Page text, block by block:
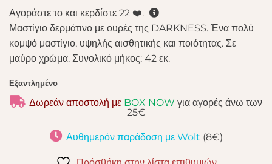
Αγοράστε το και κερδίστε 22 ❤️.
Μαστίγιο δερμάτινο με ουρές της DARKNESS. Ένα πολύ
κομψό μαστίγιο, υψηλής αισθητικής και ποιότητας. Σε
μαύρο χρώμα. Συνολικό μήκος: 42 εκ.
Εξαντλημένο
Δωρεάν αποστολή με BOX NOW για αγορές άνω των
25€
Αυθημερόν παράδοση με Wolt (8€)